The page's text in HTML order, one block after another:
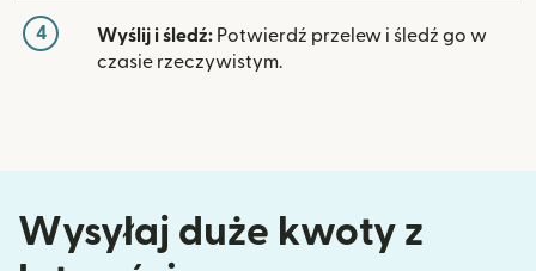
4 Wyślij i śledź: Potwierdź przelew i śledź go w
czasie rzeczywistym.
Wysyłaj duże kwoty z